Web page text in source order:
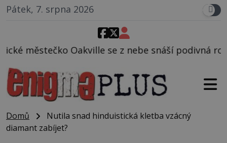
Pátek, 7. srpna 2026
se z nebe snáší podivná rosolovitá látka
Domů
Nutila snad hinduistická kletba vzácný
diamant zabíjet?